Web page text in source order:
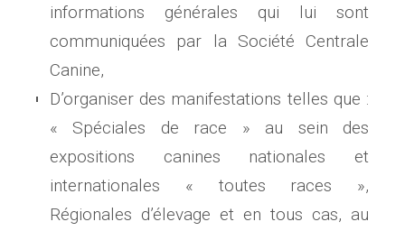
informations générales qui lui sont
communiquées par la Société Centrale
Canine,
D’organiser des manifestations telles que :
« Spéciales de race » au sein des
expositions canines nationales et
internationales « toutes races »,
Régionales d’élevage et en tous cas, au